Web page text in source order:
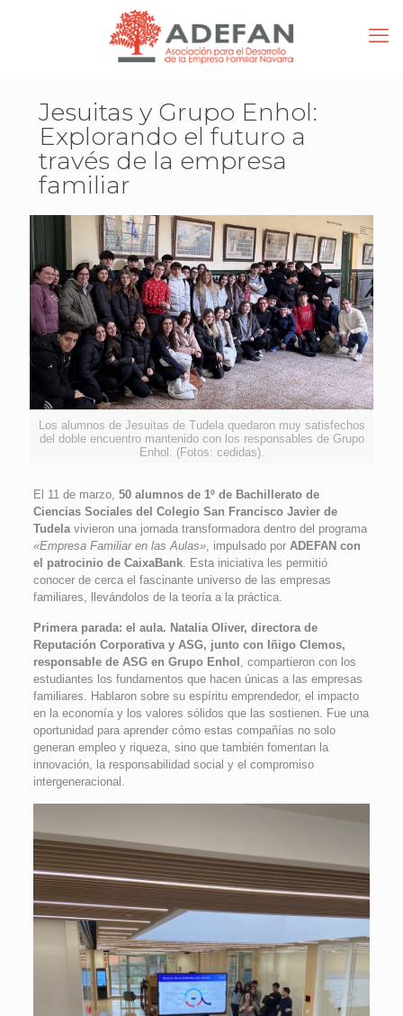
Jesuitas y Grupo Enhol:
Explorando el futuro a
través de la empresa
familiar
Los alumnos de Jesuitas de Tudela quedaron muy satisfechos
del doble encuentro mantenido con los responsables de Grupo
Enhol. (Fotos: cedidas).
El 11 de marzo, 50 alumnos de 1º de Bachillerato de
Ciencias Sociales del Colegio San Francisco Javier de
Tudela vivieron una jornada transformadora dentro del programa
«Empresa Familiar en las Aulas», impulsado por ADEFAN con
el patrocinio de CaixaBank. Esta iniciativa les permitió
conocer de cerca el fascinante universo de las empresas
familiares, llevándolos de la teoría a la práctica.
Primera parada: el aula. Natalia Oliver, directora de
Reputación Corporativa y ASG, junto con Iñigo Clemos,
responsable de ASG en Grupo Enhol , compartieron con los
estudiantes los fundamentos que hacen únicas a las empresas
familiares. Hablaron sobre su espíritu emprendedor, el impacto
en la economía y los valores sólidos que las sostienen. Fue una
oportunidad para aprender cómo estas compañías no solo
generan empleo y riqueza, sino que también fomentan la
innovación, la responsabilidad social y el compromiso
intergeneracional.